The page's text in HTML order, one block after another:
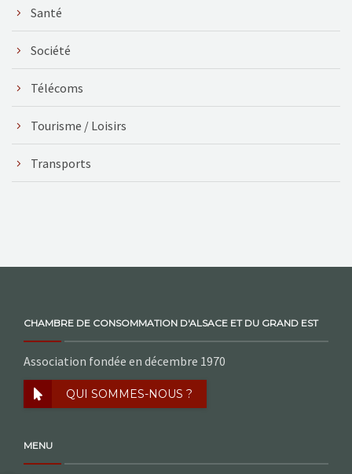
Santé
Société
Télécoms
Tourisme / Loisirs
Transports
CHAMBRE DE CONSOMMATION D'ALSACE ET DU GRAND EST
Association fondée en décembre 1970
QUI SOMMES-NOUS ?
MENU